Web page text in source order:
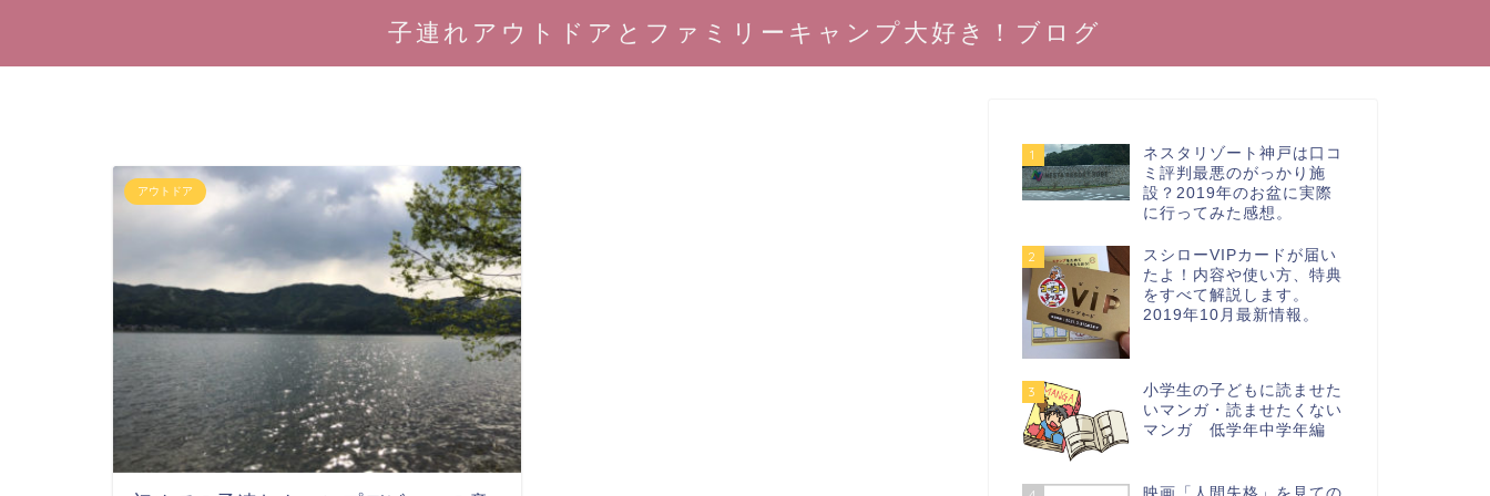
子連れアウトドアとファミリーキャンプ大好き！ブログ
アウトドア
1
ネスタリゾート神戸は口コ
ミ評判最悪のがっかり施
設？2019年のお盆に実際
に行ってみた感想。
2
スシローVIPカードが届い
たよ！内容や使い方、特典
をすべて解説します。
2019年10月最新情報。
3
小学生の子どもに読ませた
いマンガ・読ませたくない
マンガ 低学年中学年編